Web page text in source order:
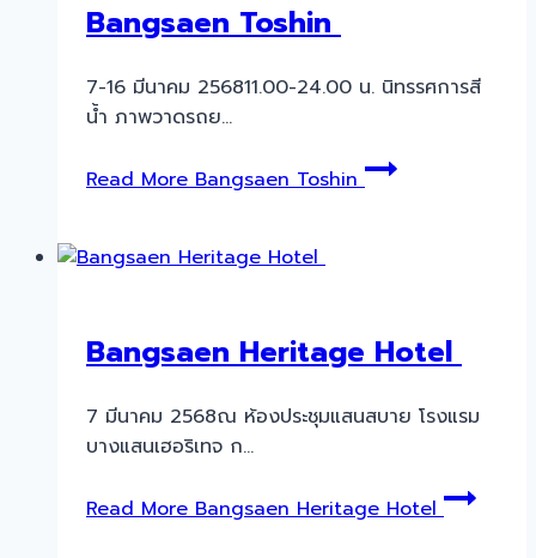
Bangsaen Toshin
7-16 มีนาคม 256811.00-24.00 น. นิทรรศการสี
น้ำ ภาพวาดรถย…
Read MoreBangsaen Toshin
Bangsaen Heritage Hotel
7 มีนาคม 2568ณ ห้องประชุมแสนสบาย โรงแรม
บางแสนเฮอริเทจ ก…
Read MoreBangsaen Heritage Hotel